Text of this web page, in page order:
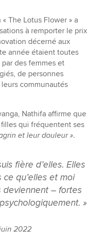
The Lotus Flower » a
à remporter le prix
décerné aux
année étaient toutes
des femmes et
de personnes
communautés
Nathifa affirme que
qui fréquentent ses
et leur douleur ».
fière d’elles. Elles
qu’elles et moi
deviennent – fortes
»
2022